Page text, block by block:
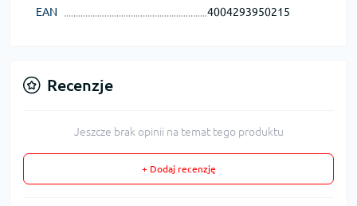
EAN 4004293950215
Recenzje
Jeszcze brak opinii na temat tego produktu
+ Dodaj recenzję